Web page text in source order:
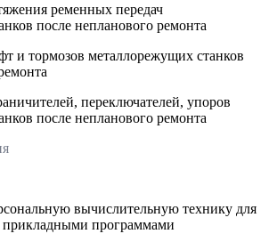
ременных передач
после непланового ремонта
и тормозов металлорежущих станков
переключателей, упоров
после непланового ремонта
вычислительную технику для
программами